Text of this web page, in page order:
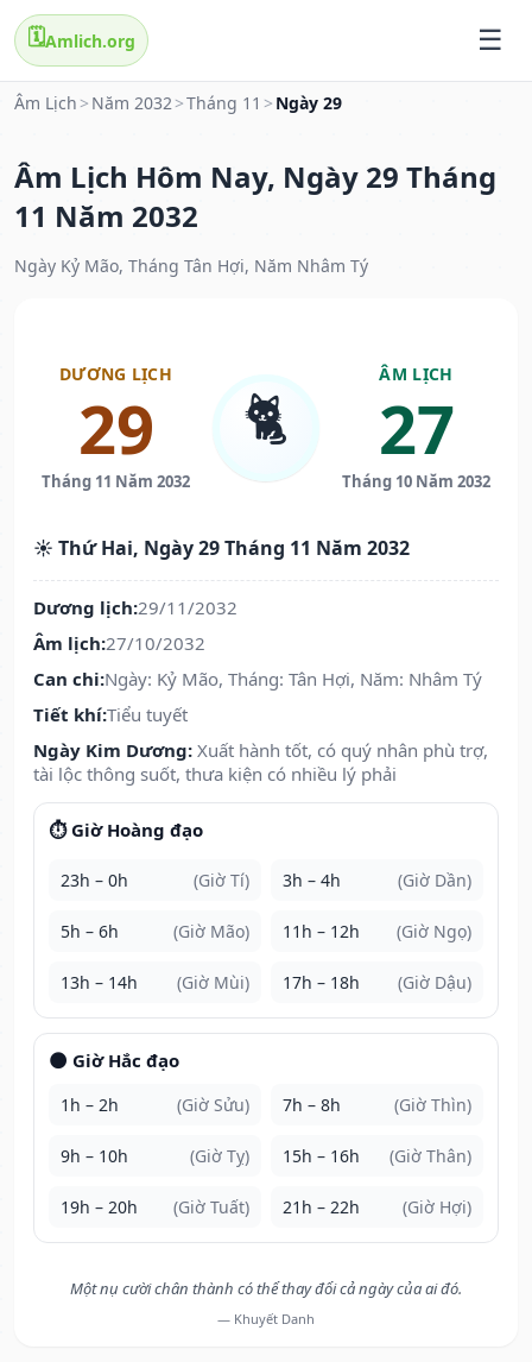
🗓️Amlich.org
Âm Lịch > Năm 2032>Tháng 11 > Ngày 29
Âm Lịch Hôm Nay, Ngày 29 Tháng
11 Năm 2032
Ngày Kỷ Mão, Tháng Tân Hợi, Năm Nhâm Tý
DƯƠNG LỊCH
29
Tháng 11 Năm 2032
🐈
ÂM LỊCH
27
Tháng 10 Năm 2032
☀️ Thứ Hai, Ngày 29 Tháng 11 Năm 2032
Dương lịch:29/11/2032
Âm lịch:27/10/2032
Can chi:Ngày: Kỷ Mão, Tháng: Tân Hợi, Năm: Nhâm Tý
Tiết khí:Tiểu tuyết
Ngày Kim Dương: Xuất hành tốt, có quý nhân phù trợ,
tài lộc thông suốt, thưa kiện có nhiều lý phải
⏱️ Giờ Hoàng đạo
23h – 0h (Giờ Tí) 3h – 4h (Giờ Dần)
5h – 6h (Giờ Mão) 11h – 12h (Giờ Ngọ)
13h – 14h (Giờ Mùi) 17h – 18h (Giờ Dậu)
🌑 Giờ Hắc đạo
1h – 2h (Giờ Sửu) 7h – 8h (Giờ Thìn)
9h – 10h (Giờ Tỵ) 15h – 16h (Giờ Thân)
19h – 20h (Giờ Tuất) 21h – 22h (Giờ Hợi)
Một nụ cười chân thành có thể thay đổi cả ngày của ai đó.
— Khuyết Danh